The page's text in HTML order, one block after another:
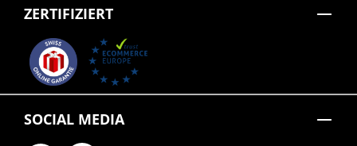
ZERTIFIZIERT
SOCIAL MEDIA